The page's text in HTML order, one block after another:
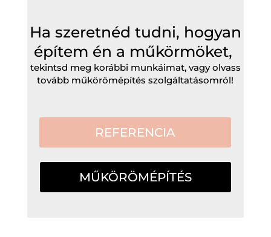
Ha szeretnéd tudni, hogyan
építem én a műkörmöket,
tekintsd meg korábbi munkáimat, vagy olvass
tovább műkörömépítés szolgáltatásomról!
REFERENCIA
MŰKÖRÖMÉPÍTÉS